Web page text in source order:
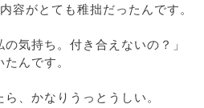
容がとても稚拙だったんです。
の気持ち。付き合えないの？」
んです。
、かなりうっとうしい。